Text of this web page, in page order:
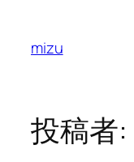
mizu
投稿者: